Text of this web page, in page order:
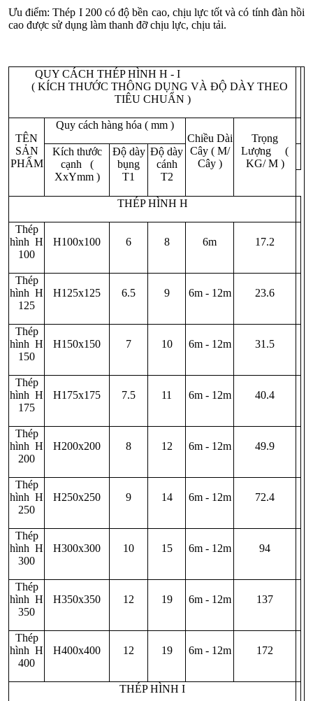
Ưu điểm: Thép I 200 có độ bền cao, chịu lực tốt và có tính đàn hồi
cao được sử dụng làm thanh đỡ chịu lực, chịu tải.
QUY CÁCH THÉP HÌNH H - I
( KÍCH THƯỚC THÔNG DỤNG VÀ ĐỘ DÀY THEO
TIÊU CHUẨN )
TÊN
SẢN
PHẨM
Quy cách hàng hóa ( mm )
Chiều Dài
Cây ( M/
Cây )
Trọng
Lượng (
KG/ M )
Kích thước
cạnh (
XxYmm )
Độ dày
bụng
T1
Độ dày
cánh
T2
THÉP HÌNH H
Thép
hình H
100
H100x100 6 8 6m 17.2
Thép
hình H
125
H125x125 6.5 9 6m - 12m 23.6
Thép
hình H
150
H150x150 7 10 6m - 12m 31.5
Thép
hình H
175
H175x175 7.5 11 6m - 12m 40.4
Thép
hình H
200
H200x200 8 12 6m - 12m 49.9
Thép
hình H
250
H250x250 9 14 6m - 12m 72.4
Thép
hình H
300
H300x300 10 15 6m - 12m 94
Thép
hình H
350
H350x350 12 19 6m - 12m 137
Thép
hình H
400
H400x400 12 19 6m - 12m 172
THÉP HÌNH I